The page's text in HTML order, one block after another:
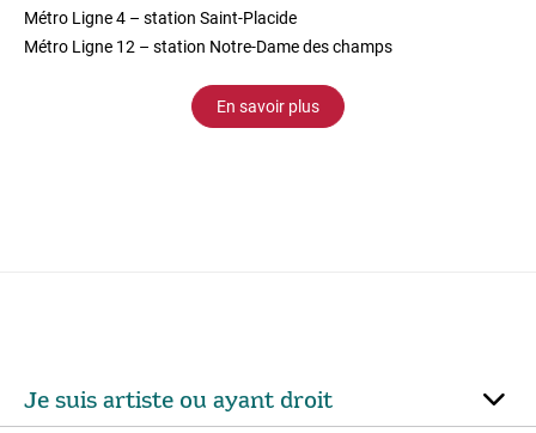
Métro Ligne 4 – station Saint-Placide
Métro Ligne 12 – station Notre-Dame des champs
En savoir plus
Je suis artiste ou ayant droit